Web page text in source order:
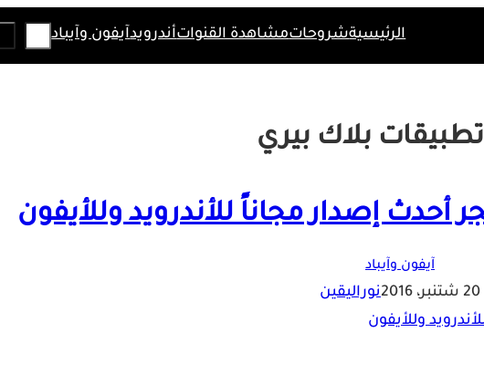
الرئيسيةشروحاتمشاهدة القنواتأندرويدآيفون وآيباد
تطبيقات بلاك بيري
آيفون وآيباد
20 شتنبر، 2016 نوراليقين